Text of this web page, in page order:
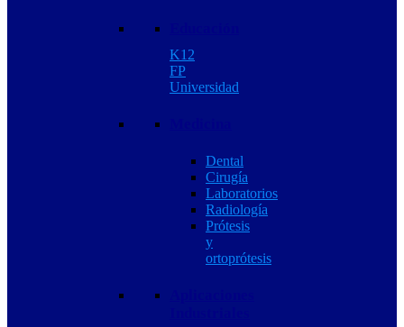
K12
FP
Universidad
Dental
Cirugía
Laboratorios
Radiología
Prótesis
y
ortoprótesis